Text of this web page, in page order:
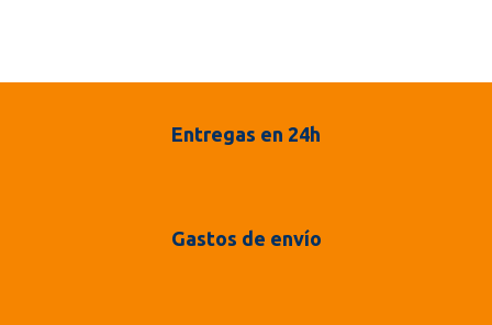
Entregas en 24h
Gastos de envío